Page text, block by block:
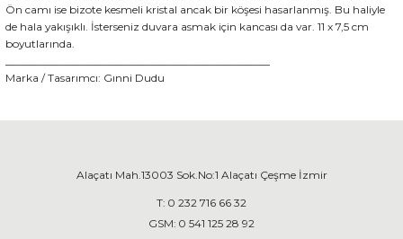
Ön camı ise bizote kesmeli kristal ancak bir köşesi hasarlanmış. Bu haliyle
de hala yakışıklı. İsterseniz duvara asmak için kancası da var. 11 x 7,5 cm
boyutlarında.
Marka / Tasarımcı: Gınni Dudu
Alaçatı Mah.13003 Sok.No:1 Alaçatı Çeşme İzmir
T: 0 232 716 66 32
GSM: 0 541 125 28 92